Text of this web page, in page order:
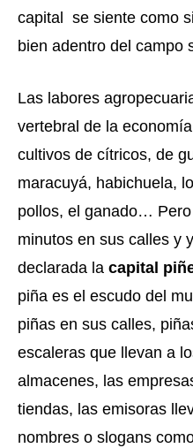
capital  se siente como
bien adentro del campo
Las labores
vertebral de la
cultivos de cítricos, de
maracuyá, habichuela,
pollos, el ganado…
minutos en sus calles y
declarada la capital
piña es el escudo del
piñas en sus calles,
escaleras que llevan a
almacenes, las
tiendas, las emisoras
nombres o slogans